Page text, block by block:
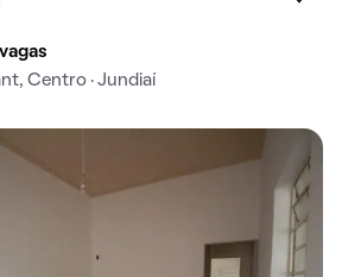
Centro · Jundiaí